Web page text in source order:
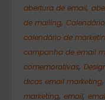
abertura de email,
de mailing, Calendário
calendário de
campanha de email
comemorativas,
dicas email marketing,
marketing, email,